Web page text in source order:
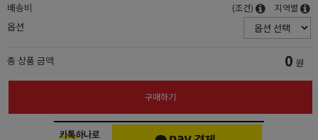
배송비 (조건) 지역별
옵션
총 상품 금액 0 원
구매하기